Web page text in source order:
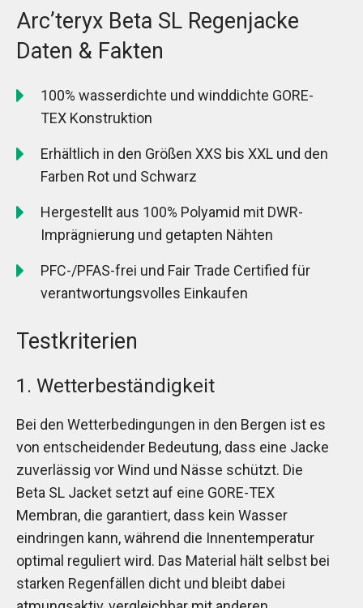
Arc’teryx Beta SL Regenjacke
Daten & Fakten
100% wasserdichte und winddichte GORE-
TEX Konstruktion
Erhältlich in den Größen XXS bis XXL und den
Farben Rot und Schwarz
Hergestellt aus 100% Polyamid mit DWR-
Imprägnierung und getapten Nähten
PFC-/PFAS-frei und Fair Trade Certified für
verantwortungsvolles Einkaufen
Testkriterien
1. Wetterbeständigkeit
Bei den Wetterbedingungen in den Bergen ist es
von entscheidender Bedeutung, dass eine Jacke
zuverlässig vor Wind und Nässe schützt. Die
Beta SL Jacket setzt auf eine GORE-TEX
Membran, die garantiert, dass kein Wasser
eindringen kann, während die Innentemperatur
optimal reguliert wird. Das Material hält selbst bei
starken Regenfällen dicht und bleibt dabei